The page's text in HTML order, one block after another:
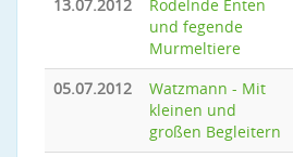
13.07.2012
Rodelnde Enten
und fegende
Murmeltiere
05.07.2012
Watzmann - Mit
kleinen und
großen Begleitern